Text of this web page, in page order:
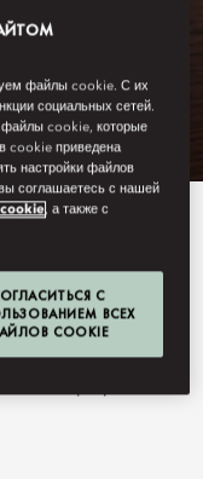
файлы cookie. С их
социальных сетей.
файлы cookie, которые
cookie приведена
настройки файлов
соглашаетесь с нашей
, а также с
С
ВСЕХ
COOKIE